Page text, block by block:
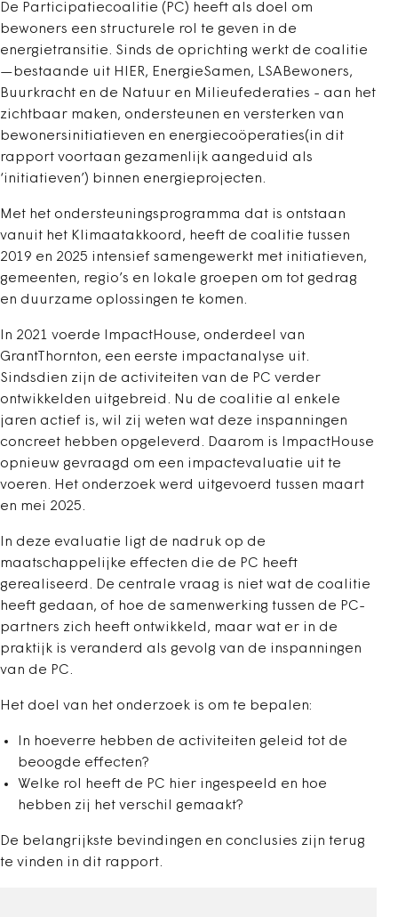
De Participatiecoalitie (PC) heeft als doel om
bewoners een structurele rol te geven in de
energietransitie. Sinds de oprichting werkt de coalitie
—bestaande uit HIER, EnergieSamen, LSABewoners,
Buurkracht en de Natuur en Milieufederaties - aan het
zichtbaar maken, ondersteunen en versterken van
bewonersinitiatieven en energiecoöperaties(in dit
rapport voortaan gezamenlijk aangeduid als
‘initiatieven’) binnen energieprojecten.
Met het ondersteuningsprogramma dat is ontstaan
vanuit het Klimaatakkoord, heeft de coalitie tussen
2019 en 2025 intensief samengewerkt met initiatieven,
gemeenten, regio’s en lokale groepen om tot gedrag
en duurzame oplossingen te komen.
In 2021 voerde ImpactHouse, onderdeel van
GrantThornton, een eerste impactanalyse uit.
Sindsdien zijn de activiteiten van de PC verder
ontwikkelden uitgebreid. Nu de coalitie al enkele
jaren actief is, wil zij weten wat deze inspanningen
concreet hebben opgeleverd. Daarom is ImpactHouse
opnieuw gevraagd om een impactevaluatie uit te
voeren. Het onderzoek werd uitgevoerd tussen maart
en mei 2025.
In deze evaluatie ligt de nadruk op de
maatschappelijke effecten die de PC heeft
gerealiseerd. De centrale vraag is niet wat de coalitie
heeft gedaan, of hoe de samenwerking tussen de PC-
partners zich heeft ontwikkeld, maar wat er in de
praktijk is veranderd als gevolg van de inspanningen
van de PC.
Het doel van het onderzoek is om te bepalen:
In hoeverre hebben de activiteiten geleid tot de
beoogde effecten?
Welke rol heeft de PC hier ingespeeld en hoe
hebben zij het verschil gemaakt?
De belangrijkste bevindingen en conclusies zijn terug
te vinden in dit rapport.